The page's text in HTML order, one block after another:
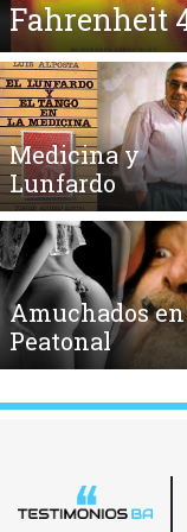
Fahrenheit
Medicina y
Lunfardo
Amuchados
Peatonal